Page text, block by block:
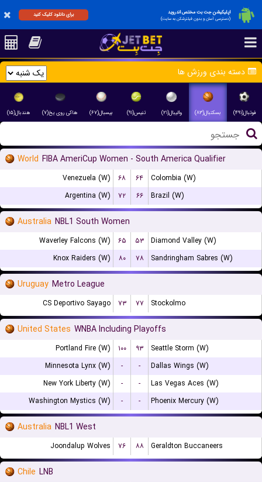
اپلیکیشن جت بت مختص اندروید
(دسترسی آسان و بدون فیلترشکن به سایت)
برای دانلود کلیک کنید
دسته بندی ورزش ها
فوتبال(۴۹۱) بسکتبال(۸۳) والیبال(۲۱) تنیس(۹۱) بیسبال(۶۷) هاکی روی یخ(۷) هندبال(۱۵)
World FIBA AmeriCup Women - South America Qualifier
Venezuela (W) ۶۸ ۶۴
Colombia (W)
Argentina (W)
۷۲ ۶۶ Brazil (W)
Australia NBL1 South Women
Waverley Falcons (W) ۶۵ ۵۳
Diamond Valley (W)
Knox Raiders (W)
۸۰ ۷۸ Sandringham Sabres (W)
Uruguay Metro League
CS Deportivo Sayago ۷۳ ۷۷ Stockolmo
United States WNBA Including Playoffs
Portland Fire (W) ۱۰۰ ۹۳
Seattle Storm (W)
Minnesota Lynx (W)
- -
Dallas Wings (W)
New York Liberty (W)
- -
Las Vegas Aces (W)
Washington Mystics (W)
- - Phoenix Mercury (W)
Australia NBL1 West
Joondalup Wolves ۷۶ ۸۸ Geraldton Buccaneers
Chile LNB